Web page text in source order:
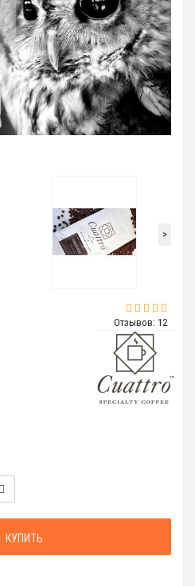
>
Отзывов: 12
КУПИТЬ